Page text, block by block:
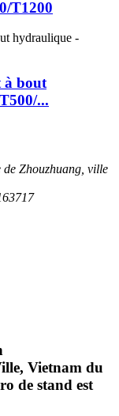
T1200
à bout
...
de Zhouzhuang, ville
Vietnam du
de stand est